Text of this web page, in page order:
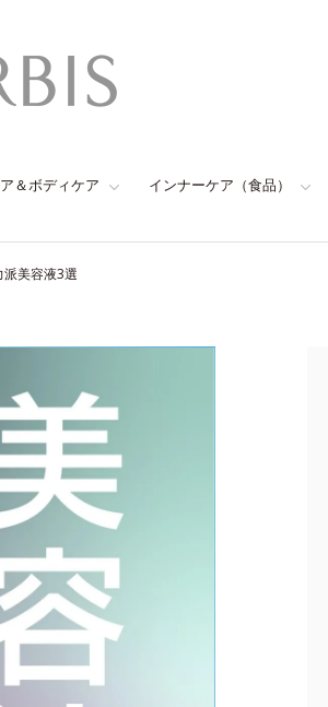
＆ボディケア インナーケア（食品）
派美容液3選